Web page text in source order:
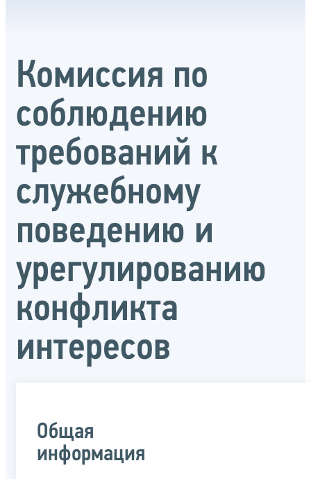
Комиссия по
соблюдению
требований к
служебному
поведению и
урегулированию
конфликта
интересов
Общая
информация